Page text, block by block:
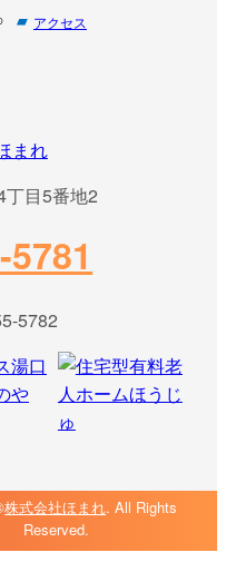
アクセス
丁目5番地2
5782
株式会社ほまれ. All Rights
Reserved.